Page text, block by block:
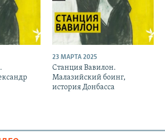
23 МАРТА 2025
Станция Вавилон.
Малазийский боинг,
история Донбасса